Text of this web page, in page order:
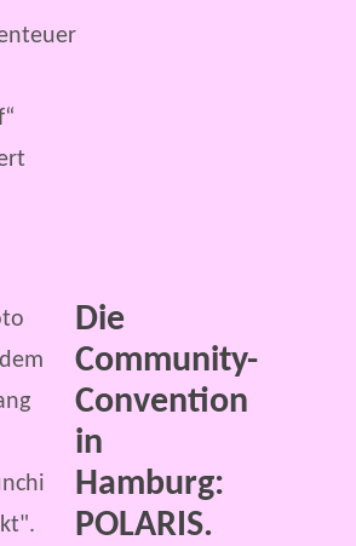
Die
Community-
Convention
in
Hamburg:
POLARIS.